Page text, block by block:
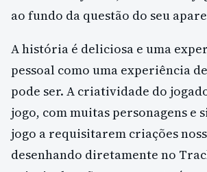
ao fundo da questão do seu
A história é deliciosa e uma
pessoal como uma experiência
pode ser. A criatividade do
jogo, com muitas personagens e
jogo a requisitarem criações
desenhando diretamente no